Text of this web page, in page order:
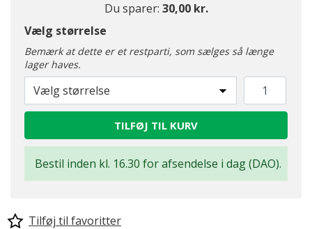
Du sparer: 30,00 kr.
Vælg størrelse
Bemærk at dette er et restparti, som sælges så længe
lager haves.
Vælg størrelse
TILFØJ TIL KURV
Bestil inden kl. 16.30 for afsendelse i dag (DAO).
Tilføj til favoritter